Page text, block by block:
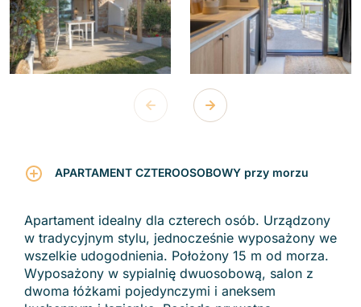
APARTAMENT CZTEROOSOBOWY przy morzu
Apartament idealny dla czterech osób. Urządzony
w tradycyjnym stylu, jednocześnie wyposażony we
wszelkie udogodnienia. Położony 15 m od morza.
Wyposażony w sypialnię dwuosobową, salon z
dwoma łóżkami pojedynczymi i aneksem